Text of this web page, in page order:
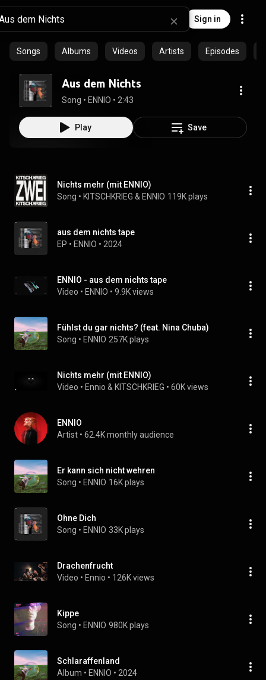
Sign in
Songs Albums Videos Artists Episodes
Aus dem Nichts
Song • ENNIO • 2:43
Play Save
Nichts mehr (mit ENNIO)
Song • KITSCHKRIEG & ENNIO 119K plays
aus dem nichts tape
EP • ENNIO • 2024
ENNIO - aus dem nichts tape
Video • ENNIO • 9.9K views
Fühlst du gar nichts? (feat. Nina Chuba)
Song • ENNIO 257K plays
Nichts mehr (mit ENNIO)
Video • Ennio & KITSCHKRIEG • 60K views
ENNIO
Artist • 62.4K monthly audience
Er kann sich nicht wehren
Song • ENNIO 16K plays
Ohne Dich
Song • ENNIO 33K plays
Drachenfrucht
Video • Ennio • 126K views
Kippe
Song • ENNIO 980K plays
Schlaraffenland
Album • ENNIO • 2024